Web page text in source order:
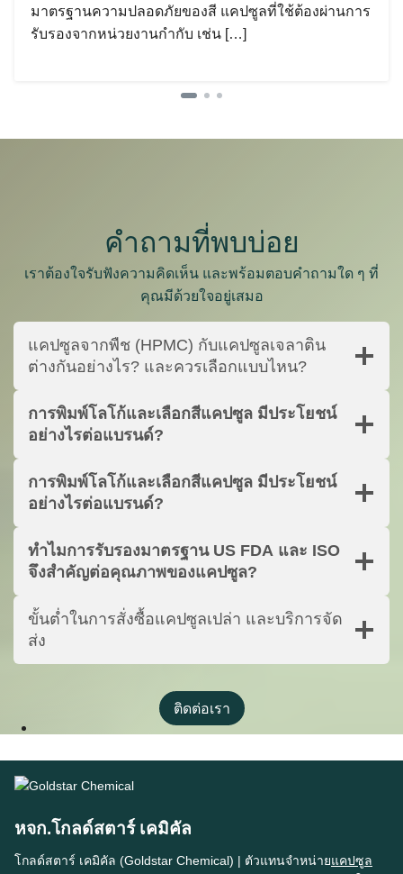
มาตรฐานความปลอดภัยของสี แคปซูลที่ใช้ต้องผ่านการ
รับรองจากหน่วยงานกำกับ เช่น […]
คำถามที่พบบ่อย
เราต้องใจรับฟังความคิดเห็น และพร้อมตอบคำถามใด ๆ ที่
คุณมีด้วยใจอยู่เสมอ
แคปซูลจากพืช (HPMC) กับแคปซูลเจลาติน
ต่างกันอย่างไร? และควรเลือกแบบไหน?
การพิมพ์โลโก้และเลือกสีแคปซูล มีประโยชน์
อย่างไรต่อแบรนด์?
การพิมพ์โลโก้และเลือกสีแคปซูล มีประโยชน์
อย่างไรต่อแบรนด์?
ทำไมการรับรองมาตรฐาน US FDA และ ISO
จึงสำคัญต่อคุณภาพของแคปซูล?
ขั้นต่ำในการสั่งซื้อแคปซูลเปล่า และบริการจัด
ส่ง
ติดต่อเรา
หจก.โกลด์สตาร์ เคมิคัล
โกลด์สตาร์ เคมิคัล (Goldstar Chemical) | ตัวแทนจำหน่ายแคปซูล